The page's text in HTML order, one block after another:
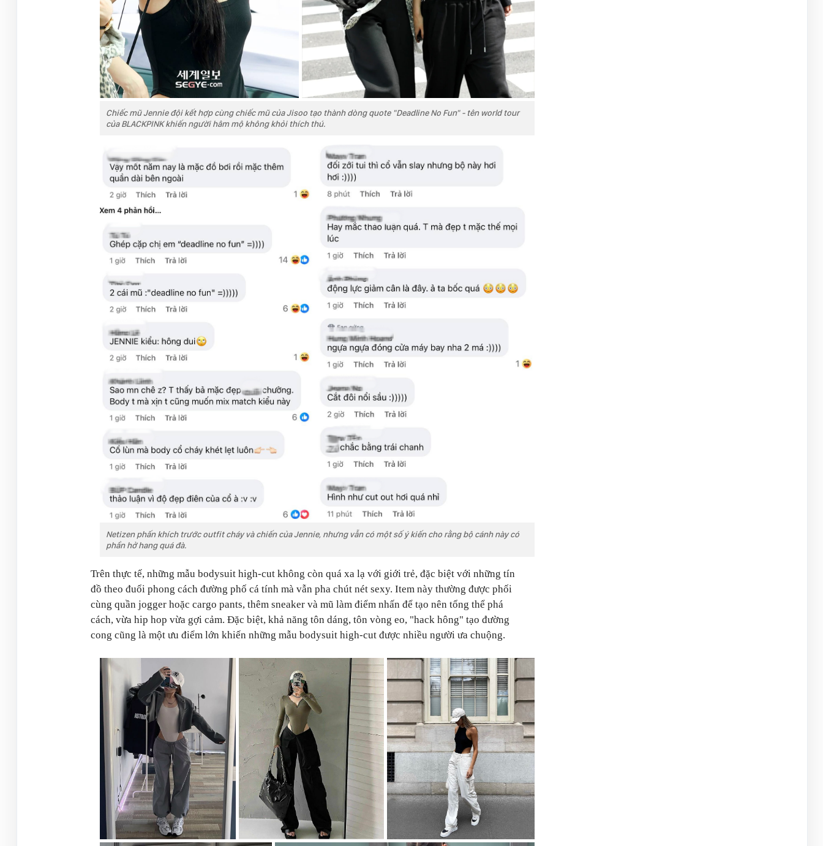
Chiếc mũ Jennie đội kết hợp cùng chiếc mũ của Jisoo tạo thành dòng quote "Deadline No Fun" - tên world tour
của BLACKPINK khiến người hâm mộ không khỏi thích thú.
Netizen phấn khích trước outfit cháy và chiến của Jennie, nhưng vẫn có một số ý kiến cho rằng bộ cánh này có
phần hở hang quá đà.
Trên thực tế, những mẫu bodysuit high-cut không còn quá xa lạ với giới trẻ, đặc biệt với những tín
đồ theo đuổi phong cách đường phố cá tính mà vẫn pha chút nét sexy. Item này thường được phối
cùng quần jogger hoặc cargo pants, thêm sneaker và mũ làm điểm nhấn để tạo nên tổng thể phá
cách, vừa hip hop vừa gợi cảm. Đặc biệt, khả năng tôn dáng, tôn vòng eo, "hack hông" tạo đường
cong cũng là một ưu điểm lớn khiến những mẫu bodysuit high-cut được nhiều người ưa chuộng.